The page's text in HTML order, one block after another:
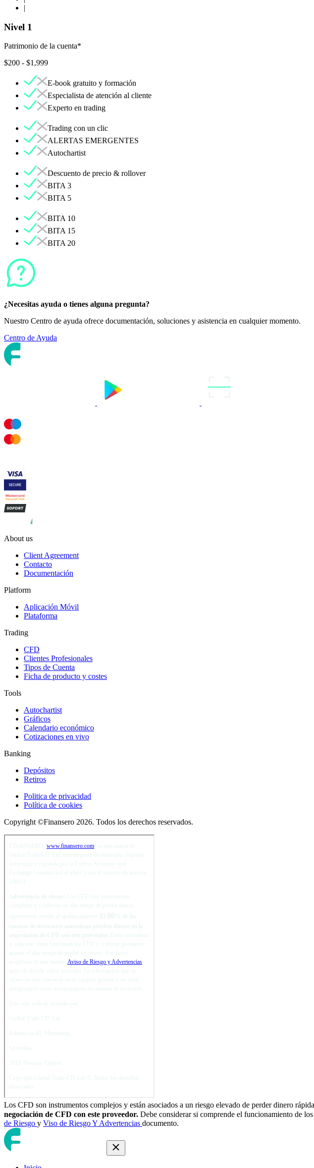
|
Nivel 1
Patrimonio de la cuenta*
$200 - $1,999
E-book gratuito y formación
Especialista de atención al cliente
Experto en trading
Trading con un clic
ALERTAS EMERGENTES
Autochartist
Descuento de precio & rollover
BITA 3
BITA 5
BITA 10
BITA 15
BITA 20
¿Necesitas ayuda o tienes alguna pregunta?
Nuestro Centro de ayuda ofrece documentación, soluciones y asistencia en cualquier momento.
Centro de Ayuda
About us
Client Agreement
Contacto
Documentación
Platform
Aplicación Móvil
Plataforma
Trading
CFD
Clientes Profesionales
Tipos de Cuenta
Ficha de producto y costes
Tools
Autochartist
Gráficos
Calendario económico
Cotizaciones en vivo
Banking
Depósitos
Retiros
Politica de privacidad
Política de cookies
Copyright ©Finansero 2026. Todos los derechos reservados.
Los CFD son instrumentos complejos y están asociados a un riesgo elevado de perder dinero
negociación de CFD con este proveedor. Debe considerar si comprende el funcionamiento de
de Riesgo y Viso de Riesgo Y Advertencias documento.